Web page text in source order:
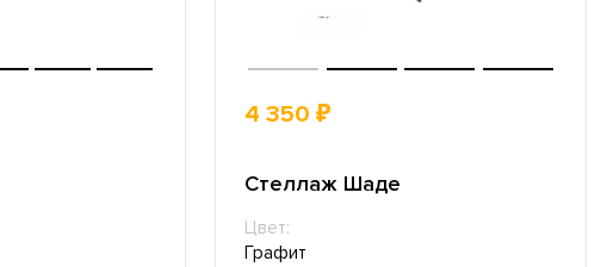
4 350 ₽
Стеллаж Шаде
Цвет:
Графит